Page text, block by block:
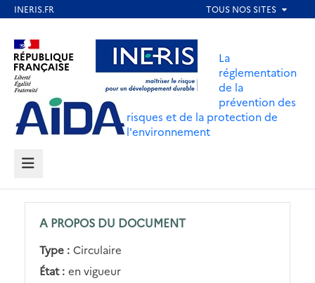
contenu
principal
Aller au contenu Aller au menu
Aller au pied de page
La
réglementation
de la
prévention des
risques et de la protection de
l'environnement
MENU
A PROPOS DU DOCUMENT
Type : Circulaire
État : en vigueur